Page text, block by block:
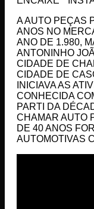
A AUTO PEÇAS
ANOS NO
ANO DE 1.980,
ANTONINHO
CIDADE DE
CIDADE DE
INICIAVA AS
CONHECIDA
PARTI DA
CHAMAR AUTO
DE 40 ANOS
AUTOMOTIVAS